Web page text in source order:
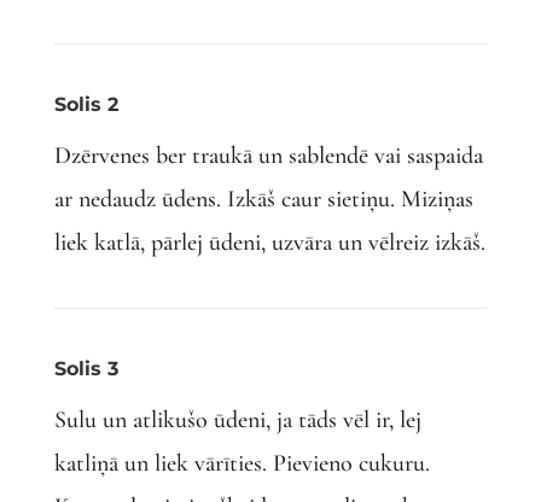
Solis 2
Dzērvenes ber traukā un sablendē vai saspaida
ar nedaudz ūdens. Izkāš caur sietiņu. Miziņas
liek katlā, pārlej ūdeni, uzvāra un vēlreiz izkāš.
Solis 3
Sulu un atlikušo ūdeni, ja tāds vēl ir, lej
katliņā un liek vārīties. Pievieno cukuru.